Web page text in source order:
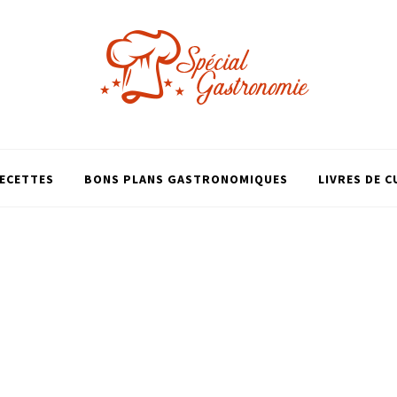
BONS PLANS GASTRONOMIQUES LIVRES DE